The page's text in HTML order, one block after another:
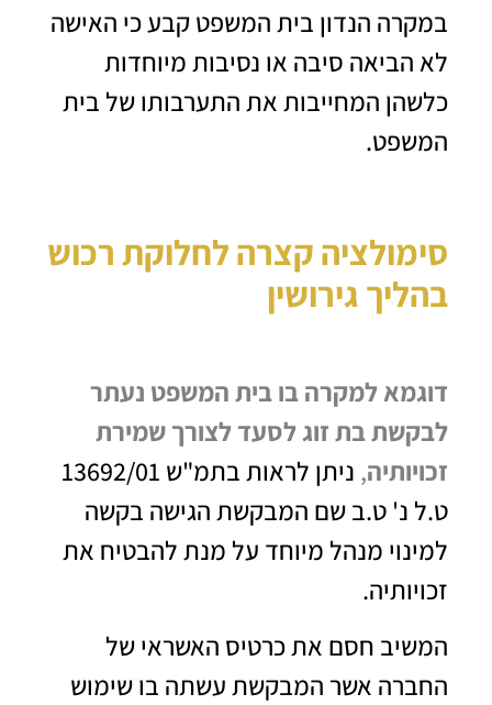
במקרה הנדון בית המשפט קבע כי האישה
לא הביאה סיבה או נסיבות מיוחדות
כלשהן המחייבות את התערבותו של בית
המשפט.
סימולציה קצרה לחלוקת רכוש
בהליך גירושין
דוגמא למקרה בו בית המשפט נעתר
לבקשת בת זוג לסעד לצורך שמירת
זכויותיה,
ניתן לראות בתמ"ש 13692/01
ט.ל נ' ט.ב שם המבקשת הגישה בקשה
למינוי מנהל מיוחד על מנת להבטיח את
זכויותיה.
המשיב חסם את כרטיס האשראי של
החברה אשר המבקשת עשתה בו שימוש